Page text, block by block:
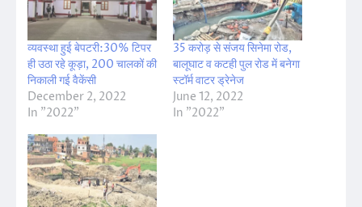
व्यवस्था हुई बेपटरी:30% टिपर
ही उठा रहे कूड़ा, 200 चालकों की
निकाली गई वैकेंसी
December 2, 2022
In "2022"
35 करोड़ से संजय सिनेमा रोड,
बालूघाट व कटही पुल रोड में बनेगा
स्टॉर्म वाटर ड्रेनेज
June 12, 2022
In "2022"